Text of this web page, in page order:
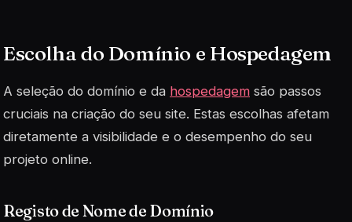
Escolha do Domínio e Hospedagem
A seleção do domínio e da hospedagem são passos
cruciais na criação do seu site. Estas escolhas afetam
diretamente a visibilidade e o desempenho do seu
projeto online.
Registo de Nome de Domínio